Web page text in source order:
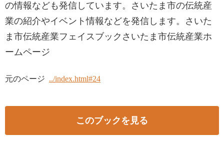
の情報なども発信しています。さいたま市の伝統産
業の紹介やイベント情報などを発信します。さいた
ま市伝統産業フェイスブックさいたま市伝統産業ホ
ームページ
元のページ ../index.html#24
このブックを見る